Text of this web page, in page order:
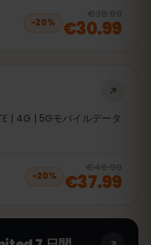
−20%
€38.99
€30.99
| 4G | 5Gモバイルデータ
−20%
€46.99
€37.99